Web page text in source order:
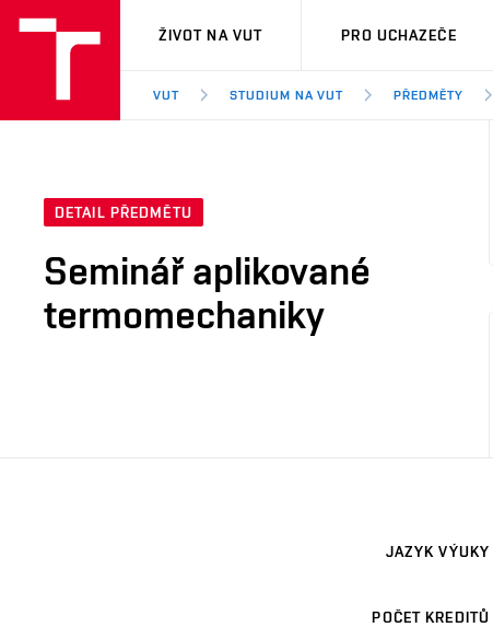
VUT
ŽIVOT NA VUT PRO UCHAZEČE
VUT STUDIUM NA VUT PŘEDMĚTY
DETAIL PŘEDMĚTU
Seminář aplikované
termomechaniky
JAZYK VÝUKY
POČET KREDITŮ